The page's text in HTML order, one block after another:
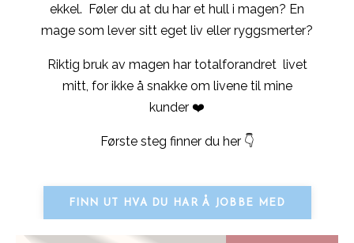
ekkel. Føler du at du har et hull i magen? En
mage som lever sitt eget liv eller ryggsmerter?
Riktig bruk av magen har totalforandret livet
mitt, for ikke å snakke om livene til mine
kunder ❤️
Første steg finner du her 👇
FINN UT HVA DU HAR Å JOBBE MED